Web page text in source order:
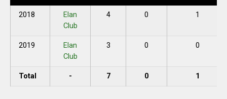
2018
Elan
Club
4 0 1
2019
Elan
Club
3 0 0
Total - 7 0 1